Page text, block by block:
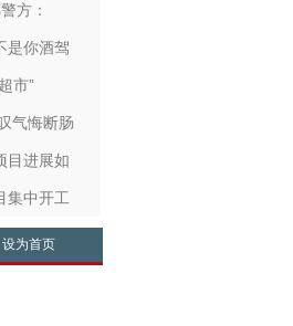
方：
是你酒驾
市”
气悔断肠
目进展如
集中开工
设为首页